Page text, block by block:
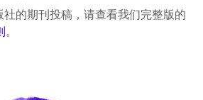
社的期刊投稿，请查看我们完整版的
。